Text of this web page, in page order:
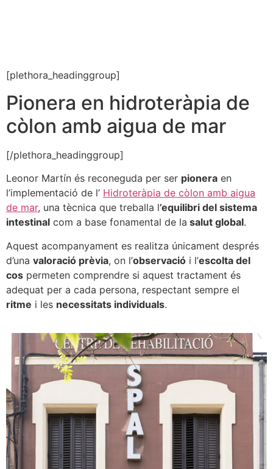
[plethora_headinggroup]
Pionera en hidroteràpia de
còlon amb aigua de mar
[/plethora_headinggroup]
Leonor Martín és reconeguda per ser pionera en
l’implementació de l’ Hidroteràpia de còlon amb aigua
de mar, una tècnica que treballa l’equilibri del sistema
intestinal com a base fonamental de la salut global.
Aquest acompanyament es realitza únicament després
d’una valoració prèvia, on l’observació i l’escolta del
cos permeten comprendre si aquest tractament és
adequat per a cada persona, respectant sempre el
ritme i les necessitats individuals.